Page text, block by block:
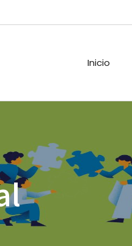
Inicio
CALENDARIO
BIBLIOTECA
HORARIO
INSTALACIONES